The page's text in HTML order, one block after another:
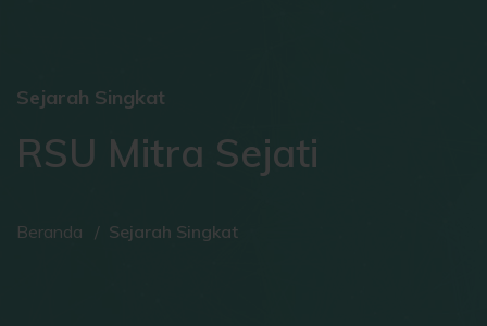
Sejarah Singkat
RSU Mitra Sejati
Beranda Sejarah Singkat